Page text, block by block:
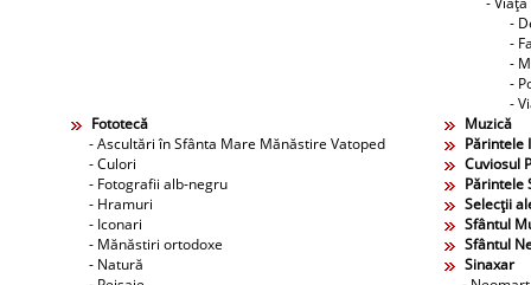
-
-
-
-
-
Fototecă
- Ascultări în Sfânta Mare Mănăstire Vatoped
- Culori
- Fotografii alb-negru
- Hramuri
- Iconari
- Mănăstiri ortodoxe
- Natură
Muzică
Părintele
Cuviosul
Părintele
Selecţii
Sfântul
Sfântul
Sinaxar